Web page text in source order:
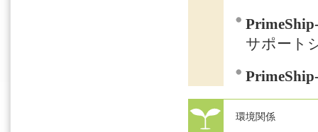
サポート
環境関係